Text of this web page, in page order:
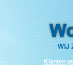
Klanten